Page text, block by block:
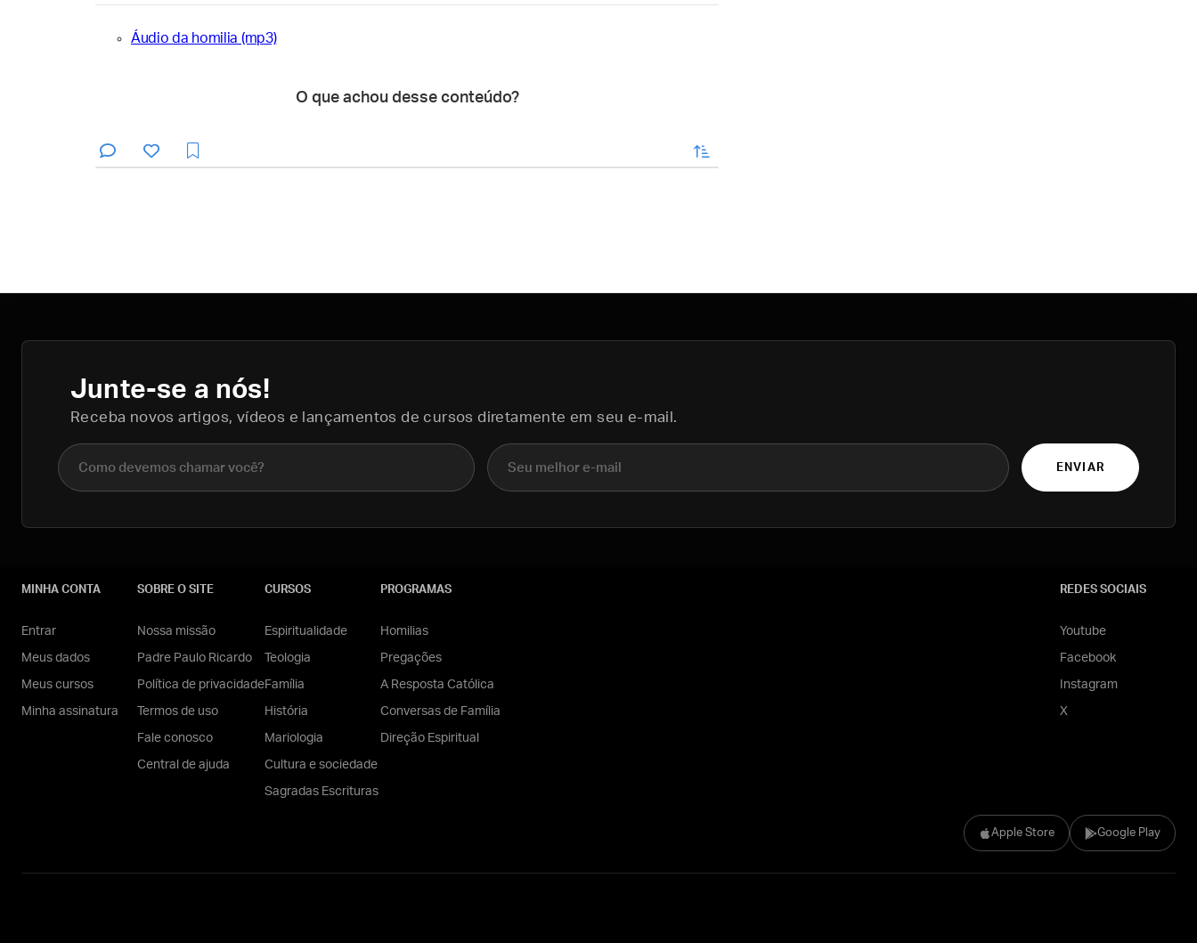
Áudio da homilia (mp3)
O que achou desse conteúdo?
enviar
Junte-se a nós!
Receba novos artigos, vídeos e lançamentos de cursos diretamente em seu e-mail.
Nome completo E-mail
ENVIAR
Apple Store Google Play
MINHA CONTA
Entrar
Meus dados
Meus cursos
Minha assinatura
SOBRE O SITE
Nossa missão
Padre Paulo Ricardo
Política de privacidade
Termos de uso
Fale conosco
Central de ajuda
CURSOS
Espiritualidade
Teologia
Família
História
Mariologia
Cultura e sociedade
Sagradas Escrituras
PROGRAMAS
Homilias
Pregações
A Resposta Católica
Conversas de Família
Direção Espiritual
REDES SOCIAIS
Youtube
Facebook
Instagram
X